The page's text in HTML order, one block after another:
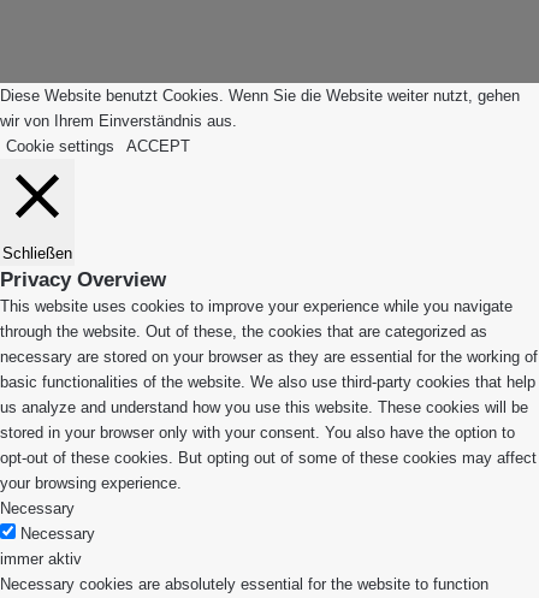
Diese Website benutzt Cookies. Wenn Sie die Website weiter nutzt, gehen
wir von Ihrem Einverständnis aus.
Cookie settings
ACCEPT
Schließen
Privacy Overview
This website uses cookies to improve your experience while you navigate
through the website. Out of these, the cookies that are categorized as
necessary are stored on your browser as they are essential for the working of
basic functionalities of the website. We also use third-party cookies that help
us analyze and understand how you use this website. These cookies will be
stored in your browser only with your consent. You also have the option to
opt-out of these cookies. But opting out of some of these cookies may affect
your browsing experience.
Necessary
Necessary
immer aktiv
Necessary cookies are absolutely essential for the website to function